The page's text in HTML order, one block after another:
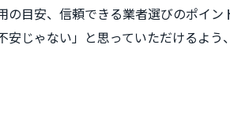
目安、信頼できる業者選びのポイン
安じゃない」と思っていただけるよ